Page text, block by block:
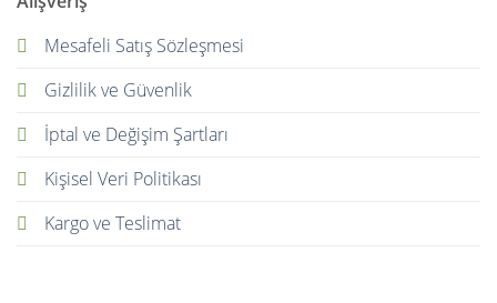
Mesafeli Satış Sözleşmesi
Gizlilik ve Güvenlik
İptal ve Değişim Şartları
Kişisel Veri Politikası
Kargo ve Teslimat